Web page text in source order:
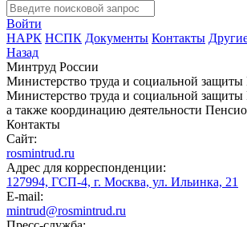
Войти
НАРК НСПК Документы Контакты
Назад
Минтруд России
Министерство труда и социальной
Министерство труда и социальной защиты
а также координацию деятельности
Контакты
Сайт:
rosmintrud.ru
Адрес для корреспонденции:
127994, ГСП-4, г. Москва, ул. Ильинка, 21
E-mail:
mintrud@rosmintrud.ru